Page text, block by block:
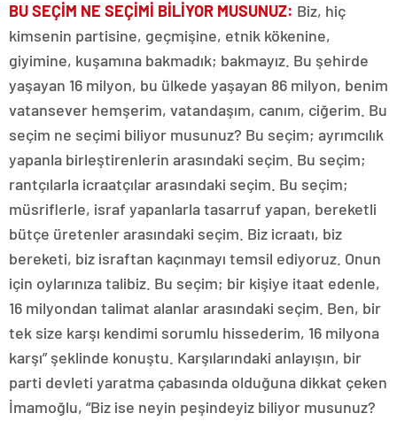
BU SEÇİM NE SEÇİMİ BİLİYOR MUSUNUZ: Biz, hiç
kimsenin partisine, geçmişine, etnik kökenine,
giyimine, kuşamına bakmadık; bakmayız. Bu şehirde
yaşayan 16 milyon, bu ülkede yaşayan 86 milyon, benim
vatansever hemşerim, vatandaşım, canım, ciğerim. Bu
seçim ne seçimi biliyor musunuz? Bu seçim; ayrımcılık
yapanla birleştirenlerin arasındaki seçim. Bu seçim;
rantçılarla icraatçılar arasındaki seçim. Bu seçim;
müsriflerle, israf yapanlarla tasarruf yapan, bereketli
bütçe üretenler arasındaki seçim. Biz icraatı, biz
bereketi, biz israftan kaçınmayı temsil ediyoruz. Onun
için oylarınıza talibiz. Bu seçim; bir kişiye itaat edenle,
16 milyondan talimat alanlar arasındaki seçim. Ben, bir
tek size karşı kendimi sorumlu hissederim, 16 milyona
karşı” şeklinde konuştu. Karşılarındaki anlayışın, bir
parti devleti yaratma çabasında olduğuna dikkat çeken
İmamoğlu, “Biz ise neyin peşindeyiz biliyor musunuz?